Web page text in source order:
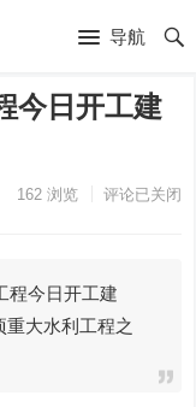
导航
今日开工建
162浏览 评论已关闭
程今日开工建
大水利工程之